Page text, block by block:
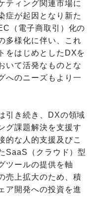
ティング関連市場に
症が起因となり新た
（電子商取引）化の
多様化に伴い、これ
をはじめとしたDXを
いて活発なものとな
へのニーズもより一
引き続き、DXの領域
グ課題解決を支援す
的な人的支援及びこ
SaaS（クラウド）型
ツールの提供を軸
売上拡大のため、積
ア開発への投資を進